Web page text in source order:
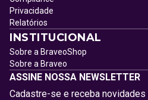
Privacidade
Relatórios
INSTITUCIONAL
Sobre a BraveoShop
Sobre a Braveo
ASSINE NOSSA NEWSLETTER
Cadastre-se e receba